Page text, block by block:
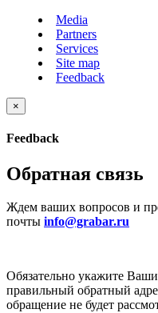
Media
Partners
Services
Site map
Feedback
×
Feedback
Обратная связь
Ждем ваших вопросов и
почты info@grabar.ru
Обязательно укажите
правильный обратный
обращение не будет